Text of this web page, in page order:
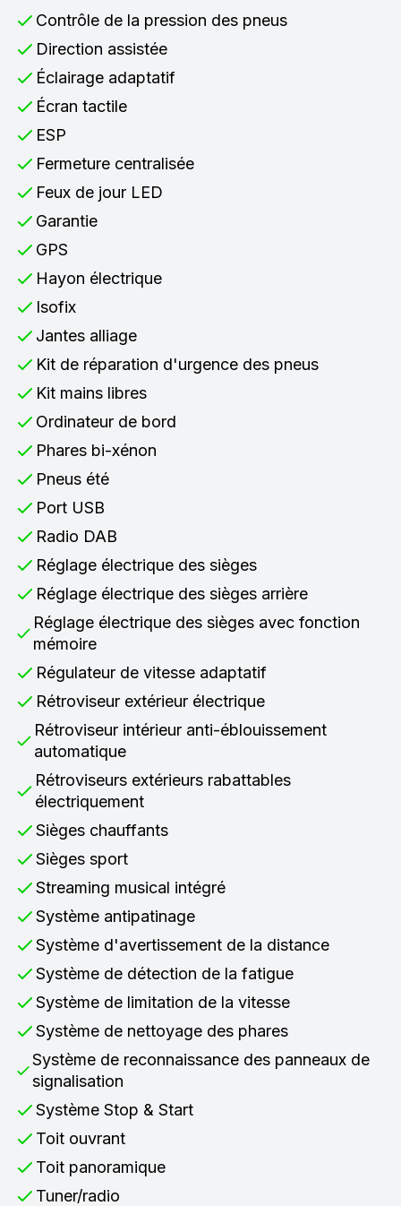
Contrôle de la pression des pneus
Direction assistée
Éclairage adaptatif
Écran tactile
ESP
Fermeture centralisée
Feux de jour LED
Garantie
GPS
Hayon électrique
Isofix
Jantes alliage
Kit de réparation d'urgence des pneus
Kit mains libres
Ordinateur de bord
Phares bi-xénon
Pneus été
Port USB
Radio DAB
Réglage électrique des sièges
Réglage électrique des sièges arrière
Réglage électrique des sièges avec fonction
mémoire
Régulateur de vitesse adaptatif
Rétroviseur extérieur électrique
Rétroviseur intérieur anti-éblouissement
automatique
Rétroviseurs extérieurs rabattables
électriquement
Sièges chauffants
Sièges sport
Streaming musical intégré
Système antipatinage
Système d'avertissement de la distance
Système de détection de la fatigue
Système de limitation de la vitesse
Système de nettoyage des phares
Système de reconnaissance des panneaux de
signalisation
Système Stop & Start
Toit ouvrant
Toit panoramique
Tuner/radio